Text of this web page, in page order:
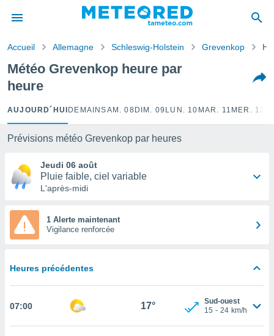
de
a
par
en
les
des
ET
Accueil Allemagne Schleswig-Holstein Grevenkop
Météo Grevenkop heure par
heure
AUJOURD´HUI DEMAINSAM. 08 DIM. 09 LUN. 10 MAR. 11 MER. 12
Prévisions météo Grevenkop par heures
Jeudi 06 août
Pluie faible, ciel variable
L'après-midi
1 Alerte maintenant
Vigilance renforcée
Heures précédentes
07:00 17°
Sud-ouest
15 - 24 km/h